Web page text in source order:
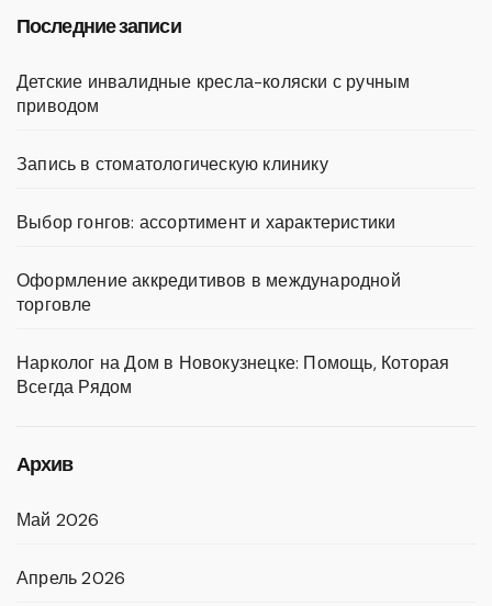
Последние записи
Детские инвалидные кресла-коляски с ручным
приводом
Запись в стоматологическую клинику
Выбор гонгов: ассортимент и характеристики
Оформление аккредитивов в международной
торговле
Нарколог на Дом в Новокузнецке: Помощь, Которая
Всегда Рядом
Архив
Май 2026
Апрель 2026